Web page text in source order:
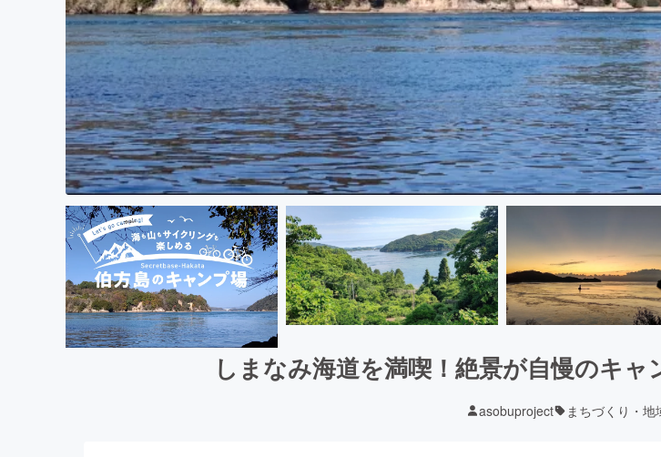
しまなみ海道を満喫！絶景が自慢のキャ
asobuproject まちづくり・地